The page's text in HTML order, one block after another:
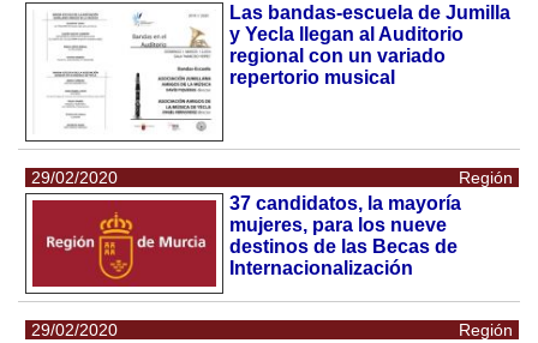
Las bandas-escuela de Jumilla
y Yecla llegan al Auditorio
regional con un variado
repertorio musical
29/02/2020 Región
37 candidatos, la mayoría
mujeres, para los nueve
destinos de las Becas de
Internacionalización
29/02/2020 Región